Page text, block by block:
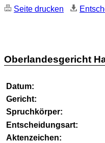
Seite drucken
Oberlandesgericht
Datum:
Gericht:
Spruchkörper:
Entscheidungsart:
Aktenzeichen: